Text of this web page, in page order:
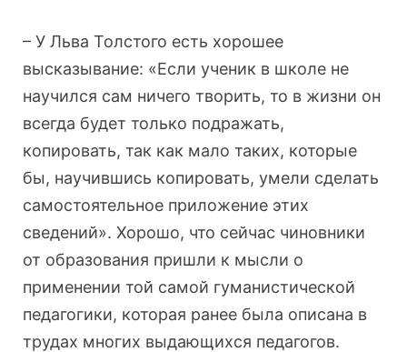
– У Льва Толстого есть хорошее
высказывание: «Если ученик в школе не
научился сам ничего творить, то в жизни он
всегда будет только подражать,
копировать, так как мало таких, которые
бы, научившись копировать, умели сделать
самостоятельное приложение этих
сведений». Хорошо, что сейчас чиновники
от образования пришли к мысли о
применении той самой гуманистической
педагогики, которая ранее была описана в
трудах многих выдающихся педагогов.